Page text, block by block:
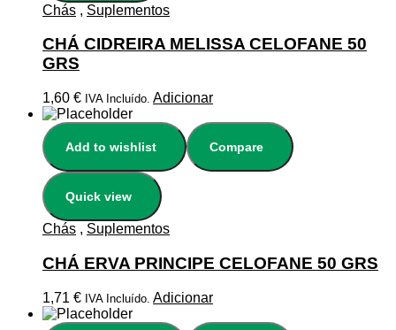
Chás , Suplementos
CHÁ CIDREIRA MELISSA CELOFANE 50
GRS
1,60 € IVA Incluído. Adicionar
Add to wishlist Compare
Quick view
Chás , Suplementos
CHÁ ERVA PRINCIPE CELOFANE 50 GRS
1,71 € IVA Incluído. Adicionar